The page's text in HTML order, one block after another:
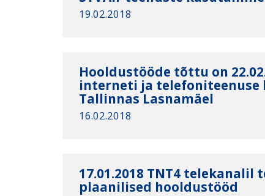
19.02.2018
Hooldustööde tõttu on
interneti ja telefoniteenuse
Tallinnas Lasnamäel
16.02.2018
17.01.2018 TNT4 telekanalil
plaanilised hooldustööd